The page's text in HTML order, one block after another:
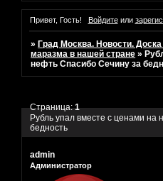
Привет, Гость! Войдитеили
» Град Москва. Новости.
маразма в нашей стране »
нефть Спасибо Сечину за
Рубль упал вместе с ценами на
бедность
Страница:1
admin
Администратор